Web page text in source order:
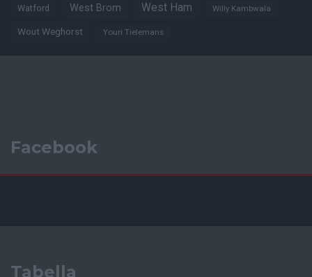
Watford West Brom West Ham Willy Kambwala
Wout Weghorst Youri Tielemans